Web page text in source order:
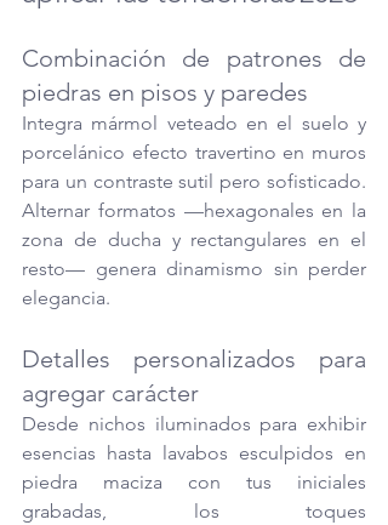
Combinación de patrones de
piedras en pisos y paredes
Integra mármol veteado en el suelo y
porcelánico efecto travertino en muros
para un contraste sutil pero sofisticado.
Alternar formatos —hexagonales en la
zona de ducha y rectangulares en el
resto— genera dinamismo sin perder
elegancia.
Detalles personalizados para
agregar carácter
Desde nichos iluminados para exhibir
esencias hasta lavabos esculpidos en
piedra maciza con tus iniciales